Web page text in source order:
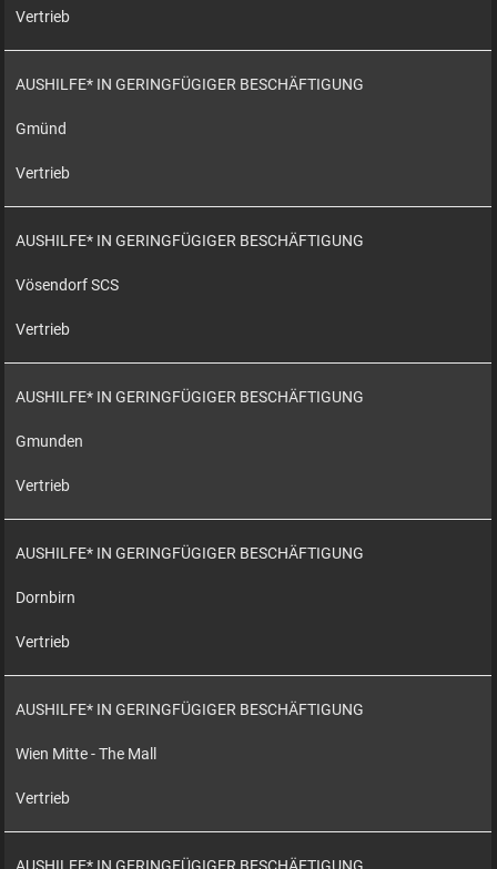
Vertrieb
AUSHILFE* IN GERINGFÜGIGER BESCHÄFTIGUNG
Gmünd
Vertrieb
AUSHILFE* IN GERINGFÜGIGER BESCHÄFTIGUNG
Vösendorf SCS
Vertrieb
AUSHILFE* IN GERINGFÜGIGER BESCHÄFTIGUNG
Gmunden
Vertrieb
AUSHILFE* IN GERINGFÜGIGER BESCHÄFTIGUNG
Dornbirn
Vertrieb
AUSHILFE* IN GERINGFÜGIGER BESCHÄFTIGUNG
Wien Mitte - The Mall
Vertrieb